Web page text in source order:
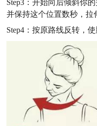
Step3 ：开始向后倾斜你
并保持这个位置数秒，拉
Step4 ：按原路线反转，